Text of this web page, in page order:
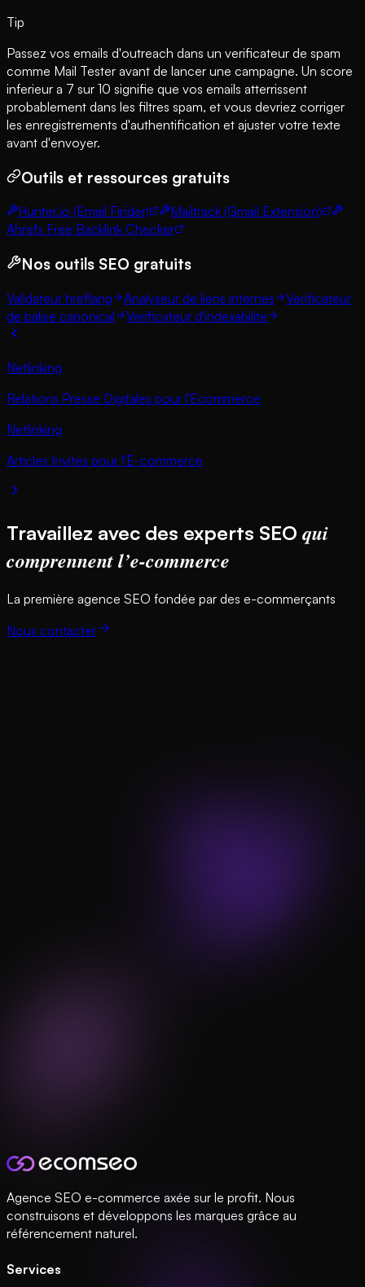
Tip
Passez vos emails d'outreach dans un verificateur de spam
comme Mail Tester avant de lancer une campagne. Un score
inferieur a 7 sur 10 signifie que vos emails atterrissent
probablement dans les filtres spam, et vous devriez corriger
les enregistrements d'authentification et ajuster votre texte
avant d'envoyer.
Outils et ressources gratuits
Hunter.io (Email Finder)
Mailtrack (Gmail Extension)
Ahrefs Free Backlink Checker
Nos outils SEO gratuits
Validateur hreflang Analyseur de liens internes
Verificateur
de balise canonical
Verificateur d'indexabilite
Netlinking
Relations Presse Digitales pour l'Ecommerce
Netlinking
Articles Invites pour l'E-commerce
Travaillez avec des experts SEO qui
comprennent l’e-commerce
La première agence SEO fondée par des e-commerçants
Nous contacter
Agence SEO e-commerce axée sur le profit. Nous
construisons et développons les marques grâce au
référencement naturel.
Services